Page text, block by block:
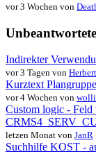
vor 3 Wochen von
Indirekter
vor 3 Tagen von
Kurztext
vor 4 Wochen von wolli
Custom logic -
letzen Monat von JanR
Suchhilfe KOST -